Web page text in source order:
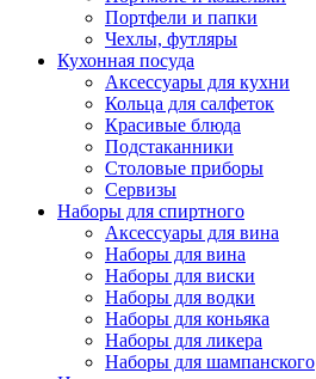
Портфели и папки
Чехлы, футляры
Кухонная посуда
Аксессуары для кухни
Кольца для салфеток
Красивые блюда
Подстаканники
Столовые приборы
Cервизы
Наборы для спиртного
Аксессуары для вина
Наборы для вина
Наборы для виски
Наборы для водки
Наборы для коньяка
Наборы для ликера
Наборы для шампанского